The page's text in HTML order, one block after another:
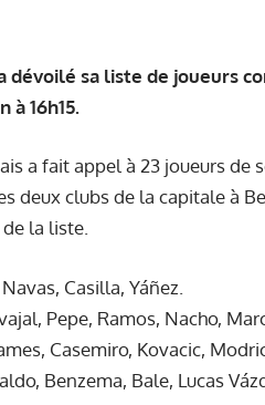
dévoilé sa liste de joueurs
à 16h15.
a fait appel à 23 joueurs
deux clubs de la capitale à
la liste.
Casilla, Yáñez.
Pepe, Ramos, Nacho,
Casemiro, Kovacic,
Benzema, Bale, Lucas